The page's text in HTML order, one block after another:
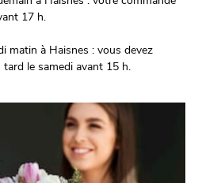
17 h.
matin à Haisnes : vous devez
le samedi avant 15 h.